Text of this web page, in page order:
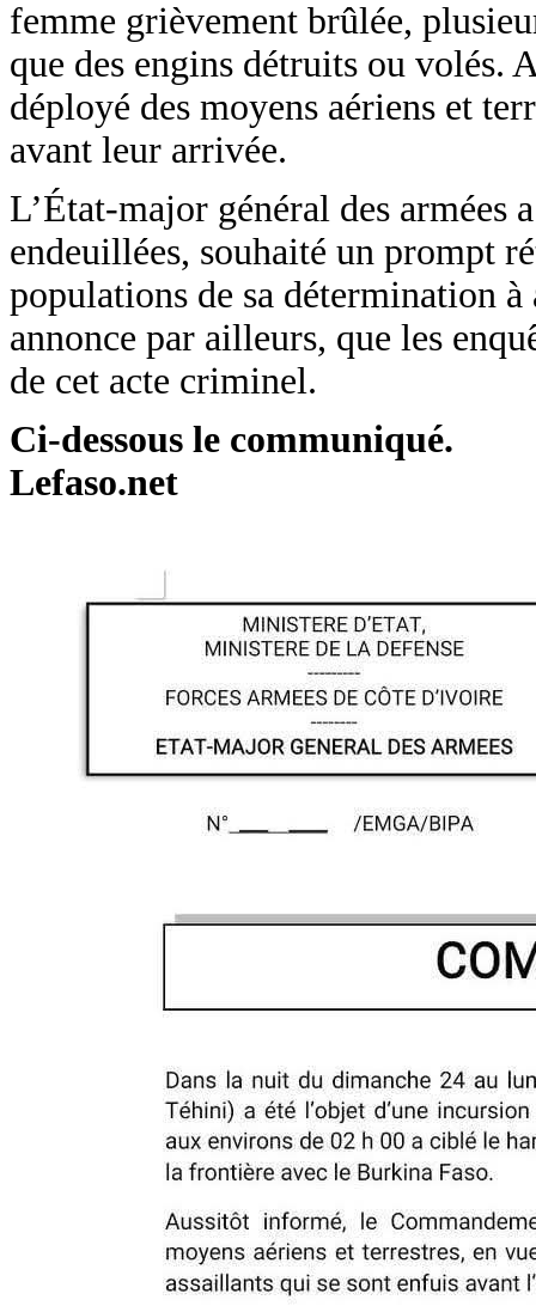
femme grièvement brûlée,
que des engins détruits ou volés.
déployé des moyens aériens et
avant leur arrivée.
L’État-major général des armées
endeuillées, souhaité un prompt
populations de sa détermination
annonce par ailleurs, que les
de cet acte criminel.
Ci-dessous le communiqué.
Lefaso.net